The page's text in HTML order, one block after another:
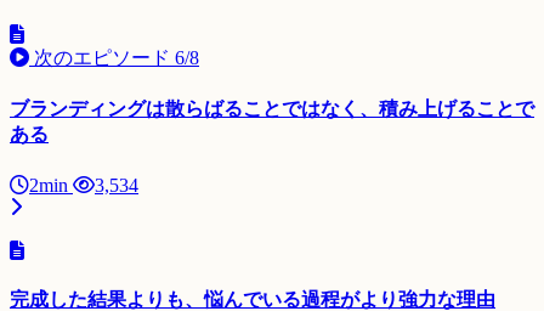
次のエピソード 6/8
ブランディングは散らばることではなく、積み上げることで
ある
2min 3,534
完成した結果よりも、悩んでいる過程がより強力な理由